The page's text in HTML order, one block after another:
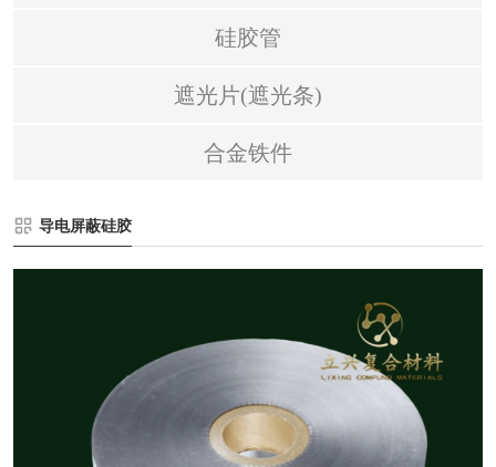
硅胶管
遮光片(遮光条)
合金铁件
导电屏蔽硅胶